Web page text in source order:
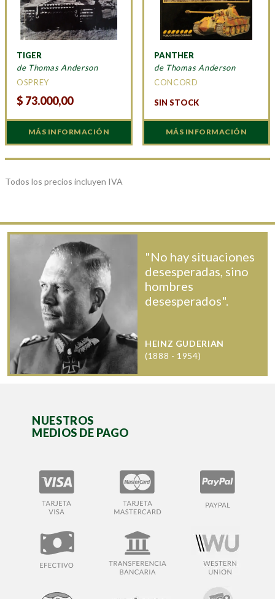
TIGER
de Thomas Anderson
OSPREY
$ 73.000,00
MÁS INFORMACIÓN
PANTHER
de Thomas Anderson
CONCORD
SIN STOCK
MÁS INFORMACIÓN
Todos los precios incluyen IVA
"No hay situaciones
desesperadas, sino
hombres
desesperados".
HEINZ GUDERIAN
(1888 - 1954)
NUESTROS
MEDIOS DE PAGO